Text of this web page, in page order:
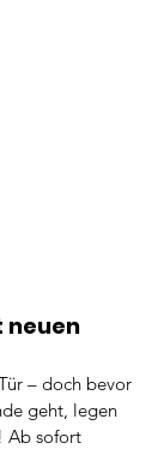
neuen
– doch bevor
geht, legen
Ab sofort